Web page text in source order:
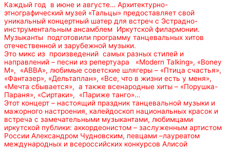
Каждый год в июне и августе… Архитектурно-
этнографический музей «Тальцы» предоставляет свой
уникальный концертный шатер для встреч с Эстрадно-
инструментальным ансамблем Иркутской филармонии.
Музыканты подготовили программу танцевальных хитов
отечественной и зарубежной музыки.
Это микс из произведений самых разных стилей и
направлений – песни из репертуара «Modern Talking», «Boney
M», «АВВА», любимые советские шлягеры – «Птица счастья»,
«Фантазер», «Дельтаплан», «Все, что в жизни есть у меня»,
«Мечта сбывается», а также всенародные хиты – «Порушка-
Параня», «Сиртаки», «Париже танго»…
Этот концерт – настоящий праздник танцевальной музыки и
мажорного настроения, калейдоскоп национальных красок и
встреча с замечательными музыкантами, любимцами
иркутской публики: аккордеонистом – заслуженным артистом
России Александром Чудновским, певцами –лауреатом
международных и всероссийских конкурсов Алисой